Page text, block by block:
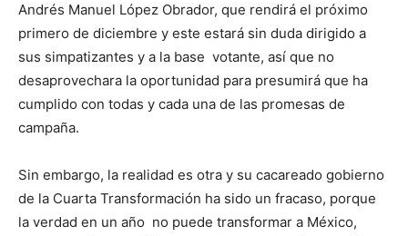
Andrés Manuel López Obrador, que rendirá el próximo
primero de diciembre y este estará sin duda dirigido a
sus simpatizantes y a la base votante, así que no
desaprovechara la oportunidad para presumirá que ha
cumplido con todas y cada una de las promesas de
campaña.
Sin embargo, la realidad es otra y su cacareado gobierno
de la Cuarta Transformación ha sido un fracaso, porque
la verdad en un año no puede transformar a México,